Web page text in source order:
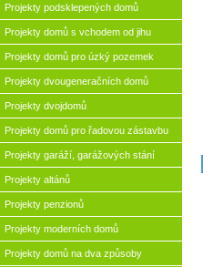
Projekty podsklepených domů
Projekty domů s vchodem od jihu
Projekty domů pro úzký pozemek
Projekty dvougeneračních domů
Projekty dvojdomů
Projekty domů pro řadovou zástavbu
Projekty garáží, garážových stání
Projekty altánů
Projekty penzionů
Projekty moderních domů
Projekty domů na dva způsoby